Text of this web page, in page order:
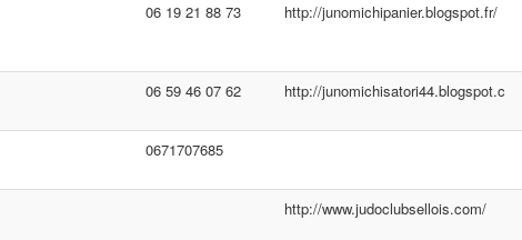
06 19 21 88 73 http://junomichipanier.blogspot.fr/
06 59 46 07 62 http://junomichisatori44.blogspot.c
0671707685
http://www.judoclubsellois.com/